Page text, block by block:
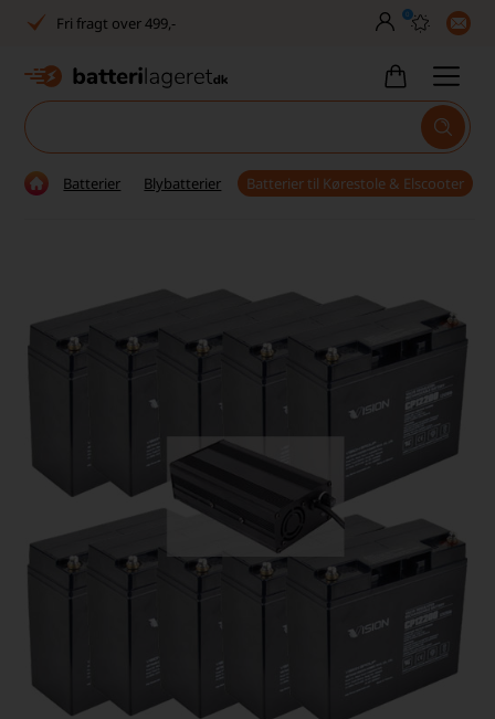
Fri fragt over 499,-
Dansk lager
Fri fragt over 499,-
Dansk lager
Tlf. er lukket uge 27-32
1040+ glade kunder på Trustpilot
0
Batterier Blybatterier Batterier til Kørestole & Elscooter